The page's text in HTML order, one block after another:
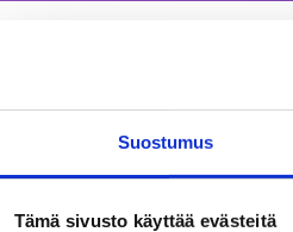
Suostumus
Tämä sivusto käyttää evästeitä